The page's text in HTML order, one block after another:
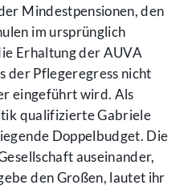
Mindestpensionen, den
im ursprünglich
Erhaltung der AUVA
der Pflegeregress nicht
eingeführt wird. Als
qualifizierte Gabriele
Doppelbudget. Die
auseinander,
den Großen, lautet ihr